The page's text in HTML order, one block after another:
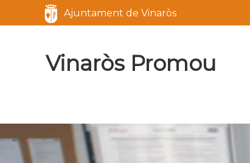
Ajuntament de Vinaròs
Marca del sitio
Vinaròs Promou